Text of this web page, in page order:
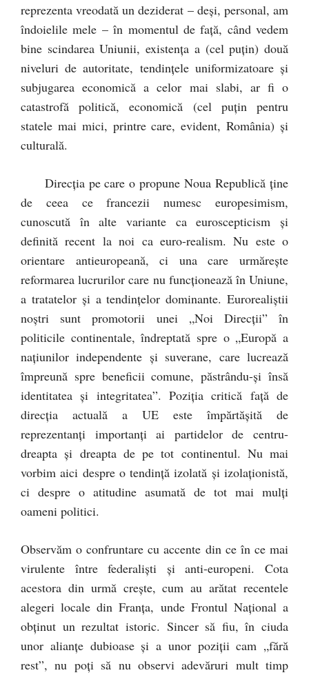
reprezenta vreodată un deziderat – deși, personal, am
îndoielile mele – în momentul de față, când vedem
bine scindarea Uniunii, existența a (cel puțin) două
niveluri de autoritate, tendințele uniformizatoare și
subjugarea economică a celor mai slabi, ar fi o
catastrofă politică, economică (cel puțin pentru
statele mai mici, printre care, evident, România) și
culturală.
Direcția pe care o propune Noua Republică ține
de ceea ce francezii numesc europesimism,
cunoscută în alte variante ca euroscepticism și
definită recent la noi ca euro-realism. Nu este o
orientare antieuropeană, ci una care urmărește
reformarea lucrurilor care nu funcționează în Uniune,
a tratatelor și a tendințelor dominante. Eurorealiștii
noștri sunt promotorii unei „Noi Direcții” în
politicile continentale, îndreptată spre o „Europă a
națiunilor independente și suverane, care lucrează
împreună spre beneficii comune, păstrându-și însă
identitatea și integritatea”. Poziția critică față de
direcția actuală a UE este împărtășită de
reprezentanți importanți ai partidelor de centru-
dreapta și dreapta de pe tot continentul. Nu mai
vorbim aici despre o tendință izolată și izolaționistă,
ci despre o atitudine asumată de tot mai mulți
oameni politici.
Observăm o confruntare cu accente din ce în ce mai
virulente între federaliști și anti-europeni. Cota
acestora din urmă crește, cum au arătat recentele
alegeri locale din Franța, unde Frontul Național a
obținut un rezultat istoric. Sincer să fiu, în ciuda
unor alianțe dubioase și a unor poziții cam „fără
rest”, nu poți să nu observi adevăruri mult timp